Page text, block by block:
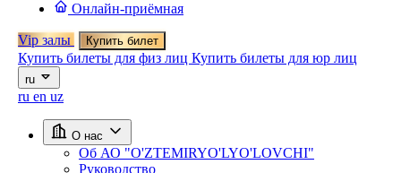
Онлайн-приёмная
Vip залы Купить билет
Купить билеты для физ лиц Купить билеты для юр лиц
ru
ru en uz
О нас
Об АО "O'ZTEMIRYO'LYO'LOVCHI"
Руководство